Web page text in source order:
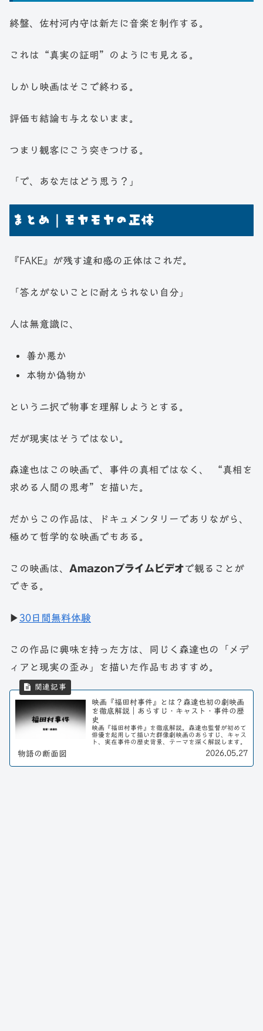
終盤、佐村河内守は新たに音楽を制作する。
これは“真実の証明”のようにも見える。
しかし映画はそこで終わる。
評価も結論も与えないまま。
つまり観客にこう突きつける。
「で、あなたはどう思う？」
まとめ｜モヤモヤの正体
『FAKE』が残す違和感の正体はこれだ。
「答えがないことに耐えられない自分」
人は無意識に、
善か悪か
本物か偽物か
という二択で物事を理解しようとする。
だが現実はそうではない。
森達也はこの映画で、事件の真相ではなく、 “真相を
求める人間の思考”を描いた。
だからこの作品は、ドキュメンタリーでありながら、
極めて哲学的な映画でもある。
この映画は、 Amazonプライムビデオで観ることが
できる。
▶ 30日間無料体験
この作品に興味を持った方は、同じく森達也の「メデ
ィアと現実の歪み」を描いた作品もおすすめ。
映画『福田村事件』とは？森達也初の劇映画
を徹底解説｜あらすじ・キャスト・事件の歴
史
映画『福田村事件』を徹底解説。森達也監督が初めて
俳優を起用して描いた群像劇映画のあらすじ、キャス
ト、実在事件の歴史背景、テーマを深く解説します。
物語の断面図 2026.05.27